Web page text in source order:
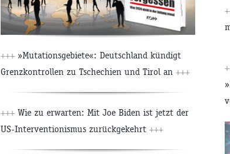
+++ »Mutationsgebiete«: Deutschland kündigt
Grenzkontrollen zu Tschechien und Tirol an +++
+++ Wie zu erwarten: Mit Joe Biden ist jetzt der
US-Interventionismus zurückgekehrt +++